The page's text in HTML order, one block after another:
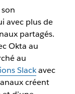
avec plus de
partagés.
Okta au
au
Slackavec
créent